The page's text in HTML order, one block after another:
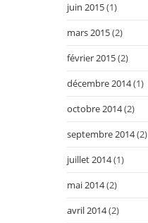
juin 2015(1)
mars 2015(2)
février 2015(2)
décembre 2014(1)
octobre 2014(2)
septembre 2014(2)
juillet 2014(1)
mai 2014(2)
avril 2014(2)